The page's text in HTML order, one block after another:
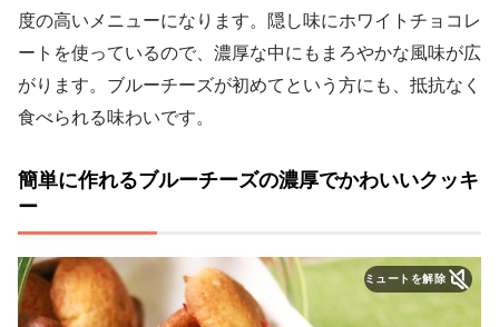
度の高いメニューになります。隠し味にホワイトチョコレ
ートを使っているので、濃厚な中にもまろやかな風味が広
がります。ブルーチーズが初めてという方にも、抵抗なく
食べられる味わいです。
簡単に作れるブルーチーズの濃厚でかわいいクッキ
ー
ミュートを解除